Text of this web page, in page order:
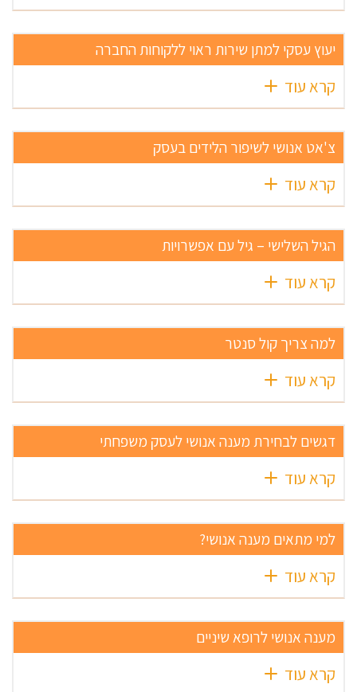
יעוץ עסקי למתן שירות ראוי ללקוחות החברה
קרא עוד
צ'אט אנושי לשיפור הלידים בעסק
קרא עוד
הגיל השלישי – גיל עם אפשרויות
קרא עוד
למה צריך קול סנטר
קרא עוד
דגשים לבחירת מענה אנושי לעסק משפחתי
קרא עוד
למי מתאים מענה אנושי?
קרא עוד
מענה אנושי לרופא שיניים
קרא עוד